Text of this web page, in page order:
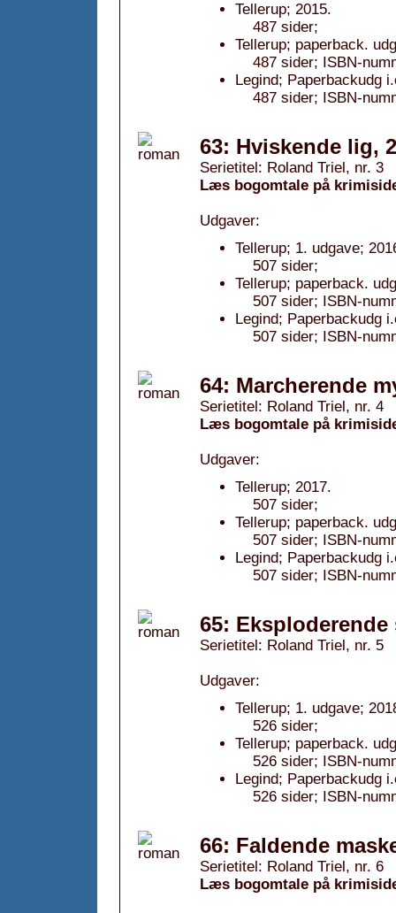
Tellerup; 2015.
487 sider;
Tellerup; paperback.
487 sider; ISBN-
Legind; Paperbackudg
487 sider; ISBN-
63: Hviskende lig,
Serietitel: Roland Triel, nr. 3
Læs bogomtale på
Udgaver:
Tellerup; 1. udgave;
507 sider;
Tellerup; paperback.
507 sider; ISBN-
Legind; Paperbackudg
507 sider; ISBN-
64: Marcherende
Serietitel: Roland Triel, nr. 4
Læs bogomtale på
Udgaver:
Tellerup; 2017.
507 sider;
Tellerup; paperback.
507 sider; ISBN-
Legind; Paperbackudg
507 sider; ISBN-
65: Eksploderende
Serietitel: Roland Triel, nr. 5
Udgaver:
Tellerup; 1. udgave;
526 sider;
Tellerup; paperback.
526 sider; ISBN-
Legind; Paperbackudg
526 sider; ISBN-
66: Faldende
Serietitel: Roland Triel, nr. 6
Læs bogomtale på